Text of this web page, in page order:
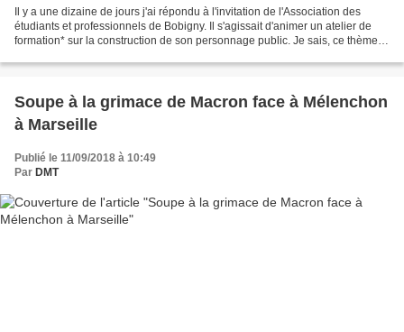
Il y a une dizaine de jours j'ai répondu à l'invitation de l'Association des
étudiants et professionnels de Bobigny. Il s'agissait d'animer un atelier de
formation* sur la construction de son personnage public. Je sais, ce thème
Soupe à la grimace de Macron face à Mélenchon
à Marseille
Publié le 11/09/2018 à 10:49
Par DMT